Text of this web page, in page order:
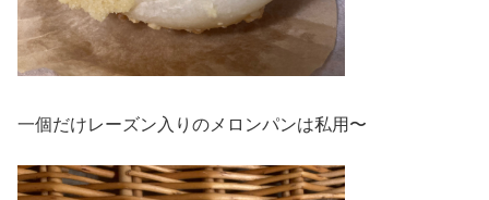
一個だけレーズン入りのメロンパンは私用〜